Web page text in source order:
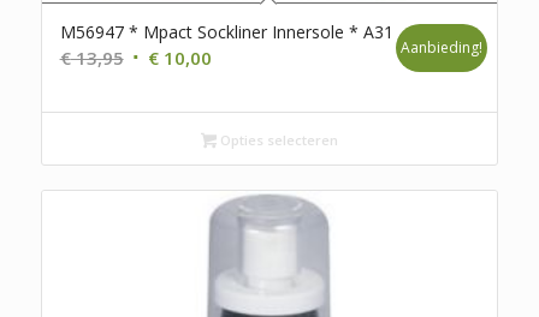
M56947 * Mpact Sockliner Innersole * A31
€13,95 Oorspronkelijke
was:
€10,00Huidige
is:
€ 10,00.
Aanbieding!
Opties selecteren